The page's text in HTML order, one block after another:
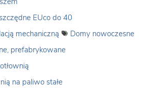
EUco do 40
mechaniczną
Domy nowoczesne
prefabrykowane
na paliwo stałe